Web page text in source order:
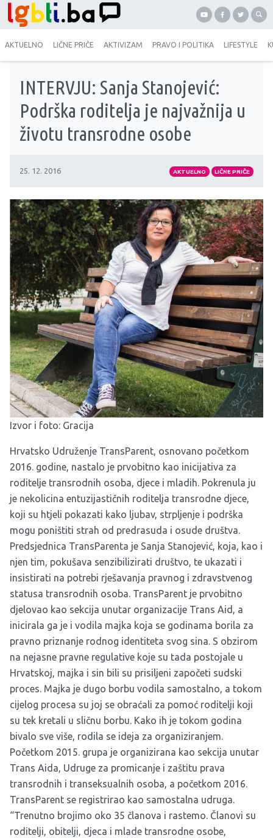
AKTUELNO LIČNE PRIČE AKTIVIZAM PRAVO I POLITIKA LIFESTYLE
INTERVJU: Sanja Stanojević:
Podrška roditelja je najvažnija u
životu transrodne osobe
25. 12. 2016 AKTUELNO LIČNE PRIČE
Izvor i foto: Gracija
Hrvatsko Udruženje TransParent, osnovano početkom
2016. godine, nastalo je prvobitno kao inicijativa za
roditelje transrodnih osoba, djece i mladih. Pokrenula ju
je nekolicina entuzijastičnih roditelja transrodne djece,
koji su htjeli pokazati kako ljubav, strpljenje i podrška
mogu poništiti strah od predrasuda i osude društva.
Predsjednica TransParenta je Sanja Stanojević, koja, kao i
njen tim, pokušava senzibilizirati društvo, te ukazati i
insistirati na potrebi rješavanja pravnog i zdravstvenog
statusa transrodnih osoba. TransParent je prvobitno
djelovao kao sekcija unutar organizacije Trans Aid , a
inicirala ga je i vodila majka koja se godinama borila za
pravno priznanje rodnog identiteta svog sina. S obzirom
na nejasne pravne regulative koje su tada postojale u
Hrvatskoj, majka i sin bili su prisiljeni započeti sudski
proces. Majka je dugo borbu vodila samostalno, a tokom
cijelog procesa su joj se obraćali za pomoć roditelji koji
su tek kretali u sličnu borbu. Kako ih je tokom godina
bivalo sve više, rodila se ideja za organiziranjem.
Početkom 2015. grupa je organizirana kao sekcija unutar
Trans Aida, Udruge za promicanje i zaštitu prava
transrodnih i transeksualnih osoba, a početkom 2016.
TransParent se registrirao kao samostalna udruga.
“Trenutno brojimo oko 35 članova i rastemo. Članovi su
roditelji, obitelji, djeca i mlade transrodne osobe,